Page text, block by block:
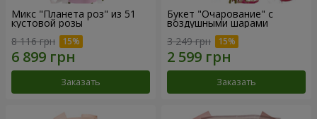
Микс "Планета роз" из 51
кустовой розы
8 116 грн
Заказать
Букет "Очарование" с
воздушными шарами
3 249 грн
Заказать